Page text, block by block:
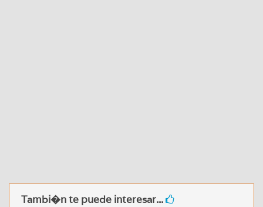
Tambi�n te puede interesar...